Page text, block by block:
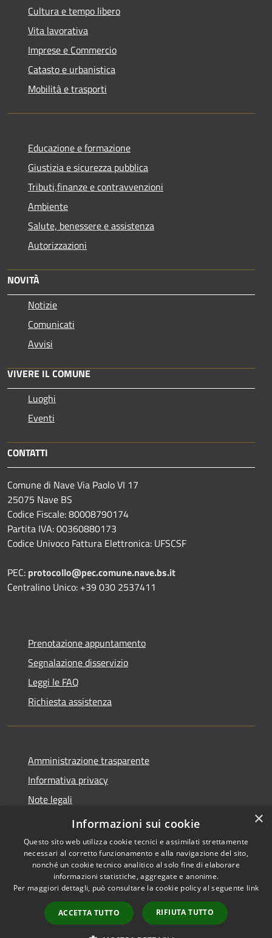
Cultura e tempo libero
Vita lavorativa
Imprese e Commercio
Catasto e urbanistica
Mobilità e trasporti
Educazione e formazione
Giustizia e sicurezza pubblica
Tributi,finanze e contravvenzioni
Ambiente
Salute, benessere e assistenza
Autorizzazioni
NOVITÀ
Notizie
Comunicati
Avvisi
VIVERE IL COMUNE
Luoghi
Eventi
CONTATTI
Comune di Nave Via Paolo VI 17
25075 Nave BS
Codice Fiscale: 80008790174
Partita IVA: 00360880173
Codice Univoco Fattura Elettronica: UFSCSF
PEC: protocollo@pec.comune.nave.bs.it
Centralino Unico: +39 030 2537411
Prenotazione appuntamento
Segnalazione disservizio
Leggi le FAQ
Richiesta assistenza
Amministrazione trasparente
Informativa privacy
Note legali
Dichiarazione di accessibilità
Accessibilità
Copyright © 2026 • Comune di
Nave • Powered by
Municipium•
Accesso
redazione
×
Informazioni sui cookie
Questo sito web utilizza cookie tecnici e assimilati strettamente
necessari al corretto funzionamento e alla navigazione del sito,
nonché un cookie tecnico analitico al solo fine di elaborare
informazioni statistiche, aggregate e anonime.
Per maggiori dettagli, può consultare la cookie policy al seguente link
ACCETTA TUTTO RIFIUTA TUTTO